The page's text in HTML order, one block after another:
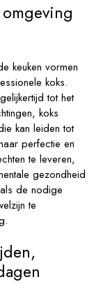
keuken vormen
koks.
tot het
koks
kan leiden tot
perfectie en
te leveren,
gezondheid
de nodige
te